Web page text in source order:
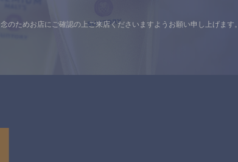
念のためお店にご確認の上ご来店くださいますようお願い申し上げます。